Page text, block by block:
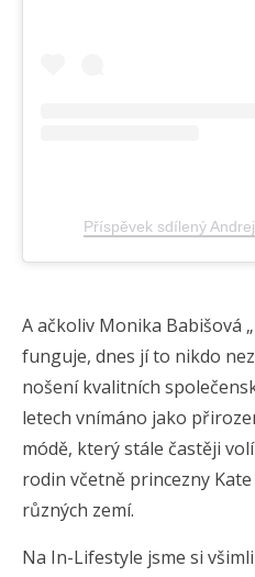
Příspěvek sdílený
A ačkoliv Monika Babišová
funguje, dnes jí to nikdo
nošení kvalitních
letech vnímáno jako
módě, který stále častěji
rodin včetně princezny
různých zemí.
Na In-Lifestyle jsme si